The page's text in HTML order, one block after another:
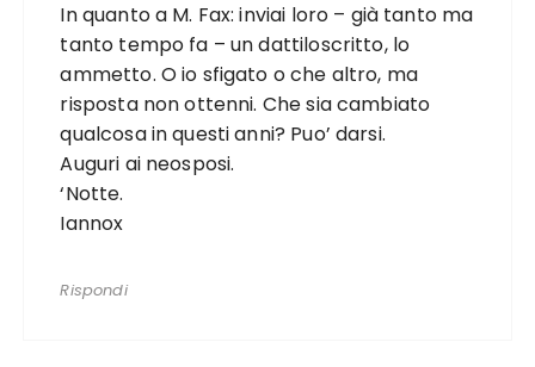
In quanto a M. Fax: inviai loro – già tanto ma
tanto tempo fa – un dattiloscritto, lo
ammetto. O io sfigato o che altro, ma
risposta non ottenni. Che sia cambiato
qualcosa in questi anni? Puo’ darsi.
Auguri ai neosposi.
‘Notte.
Iannox
Rispondi